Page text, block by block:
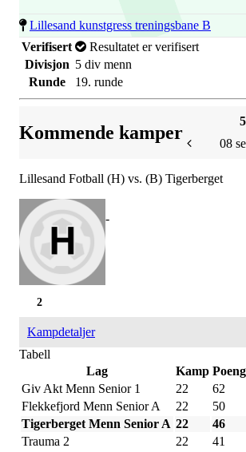
Lillesand kunstgress treningsbane B
Verifisert
Resultatet er verifisert
Divisjon 5 div menn
Runde
19. runde
Kommende kamper
08
Lillesand Fotball (H) vs. (B) Tigerberget
-
2
Kampdetaljer
Tabell
Lag
Kamp Poeng
Giv Akt Menn Senior 1
22
62
Flekkefjord Menn Senior A
22
50
Tigerberget Menn Senior A 22
46
Trauma 2
22 41